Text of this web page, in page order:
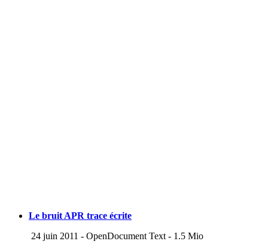
Le bruit APR trace écrite
24 juin 2011 - OpenDocument Text - 1.5 Mio